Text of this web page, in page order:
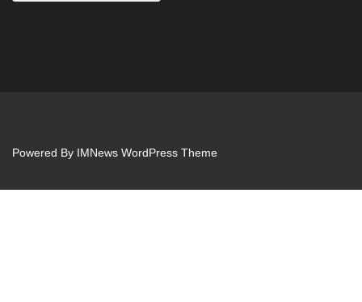
Powered By IMNews WordPress Theme